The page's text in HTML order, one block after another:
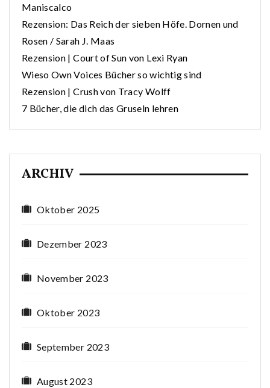
Maniscalco
Rezension: Das Reich der sieben Höfe. Dornen und
Rosen / Sarah J. Maas
Rezension | Court of Sun von Lexi Ryan
Wieso Own Voices Bücher so wichtig sind
Rezension | Crush von Tracy Wolff
7 Bücher, die dich das Gruseln lehren
ARCHIV
Oktober 2025
Dezember 2023
November 2023
Oktober 2023
September 2023
August 2023